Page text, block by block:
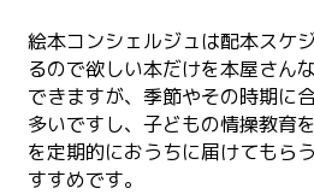
絵本コンシェルジュは配本スケ
るので欲しい本だけを本屋さん
できますが、季節やその時期に
多いですし、子どもの情操教育
を定期的におうちに届けてもら
すすめです。